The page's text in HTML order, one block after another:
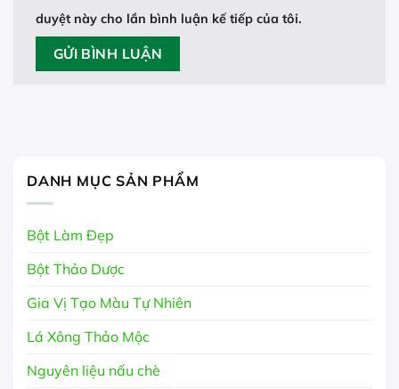
duyệt này cho lần bình luận kế tiếp của tôi.
DANH MỤC SẢN PHẨM
Bột Làm Đẹp
Bột Thảo Dược
Gia Vị Tạo Màu Tự Nhiên
Lá Xông Thảo Mộc
Nguyên liệu nấu chè